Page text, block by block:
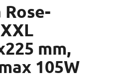
mm,
105W